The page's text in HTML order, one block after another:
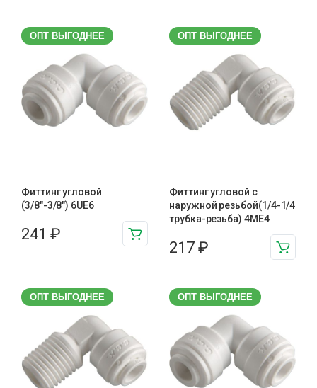
ОПТ ВЫГОДНЕЕ
Фиттинг угловой
(3/8"-3/8") 6UE6
241 ₽
ОПТ ВЫГОДНЕЕ
Фиттинг угловой с
наружной резьбой(1/4-1/4
трубка-резьба) 4ME4
217 ₽
ОПТ ВЫГОДНЕЕ ОПТ ВЫГОДНЕЕ